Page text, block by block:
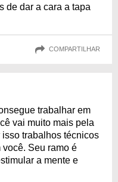
de dar a cara a tapa
COMPARTILHAR
trabalhar em
vai muito mais pela
trabalhos técnicos
Seu ramo é
a mente e